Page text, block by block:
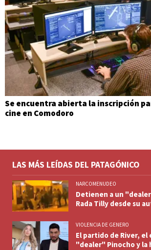
Se encuentra abierta la inscripción
cine en Comodoro
LAS MÁS LEÍDAS DEL PATAGÓNICO
NARCOMENUDEO
Detienen a un
Rada Tilly desde su
VIOLENCIA DE GENERO
El partido de River,
"dealer" Pinocho y la